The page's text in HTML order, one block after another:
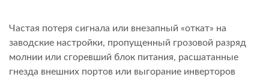
Частая потеря сигнала или внезапный «откат» на
заводские настройки, пропущенный грозовой разряд
молнии или сгоревший блок питания, расшатанные
гнезда внешних портов или выгорание инверторов